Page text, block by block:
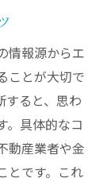
情報源からエ
ことが大切で
すると、思わ
。具体的なコ
動産業者や金
とです。これ